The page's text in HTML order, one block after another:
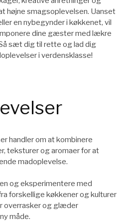
højne smagsoplevelsen. Uanset
en nybegynder i køkkenet, vil
dine gæster med lækre
sæt dig til rette og lad dig
i verdensklasse!
handler om at kombinere
teksturer og aromaer for at
madoplevelse.
og eksperimentere med
forskellige køkkener og kulturer
overrasker og glæder
måde.